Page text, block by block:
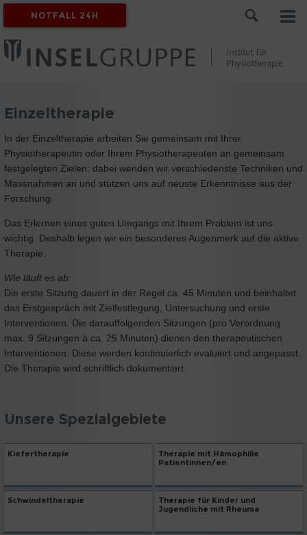
NOTFALL 24H
Einzeltherapie
In der Einzeltherapie arbeiten Sie gemeinsam mit Ihrer
Physiotherapeutin oder Ihrem Physiotherapeuten an gemeinsam
festgelegten Zielen; dabei wenden wir verschiedenste Techniken und
Massnahmen an und stützen uns auf neuste Erkenntnisse aus der
Forschung.
Das Erlernen eines guten Umgangs mit Ihrem Problem ist uns
wichtig. Deshalb legen wir ein besonderes Augenmerk auf die aktive
Therapie.
Wie läuft es ab:
Die erste Sitzung dauert in der Regel ca. 45 Minuten und beinhaltet
das Erstgespräch mit Zielfestlegung, Untersuchung und erste
Interventionen. Die darauffolgenden Sitzungen (pro Verordnung
max. 9 Sitzungen à ca. 25 Minuten) dienen den therapeutischen
Interventionen. Diese werden kontinuierlich evaluiert und angepasst.
Die Therapie wird schriftlich dokumentiert.
Unsere Spezialgebiete
Kiefertherapie
Therapie mit Hämophilie
Patientinnen/en
Schwindeltherapie
Therapie für Kinder und
Jugendliche mit Rheuma